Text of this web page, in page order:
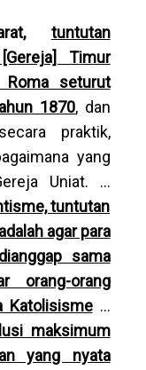
tuntutan
Timur
Roma seturut
1870, dan
praktik,
yang
Uniat. ...
tuntutan
agar para
sama
orang-orang
Katolisisme ...
maksimum
yang nyata